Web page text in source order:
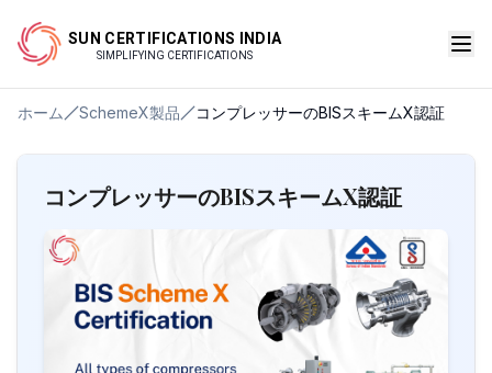
SUN CERTIFICATIONS INDIA
SIMPLIFYING CERTIFICATIONS
ホーム SchemeX製品 コンプレッサーのBISスキームX認証
コンプレッサーのBISスキームX認証